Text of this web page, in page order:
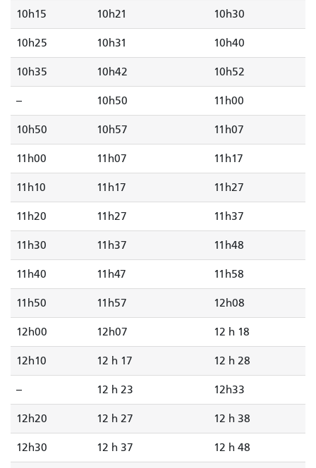
10h15 10h21 10h30
10h25 10h31 10h40
10h35 10h42 10h52
-- 10h50 11h00
10h50 10h57 11h07
11h00 11h07 11h17
11h10 11h17 11h27
11h20 11h27 11h37
11h30 11h37 11h48
11h40 11h47 11h58
11h50 11h57 12h08
12h00 12h07 12 h 18
12h10 12 h 17 12 h 28
-- 12 h 23 12h33
12h20 12 h 27 12 h 38
12h30 12 h 37 12 h 48